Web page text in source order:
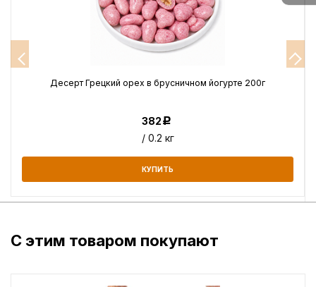
Десерт Грецкий орех в брусничном йогурте 200г
382Р
/ 0.2 кг
КУПИТЬ
С этим товаром покупают